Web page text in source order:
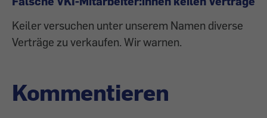
Keiler versuchen unter unserem Namen diverse
Verträge zu verkaufen. Wir warnen.
Kommentieren